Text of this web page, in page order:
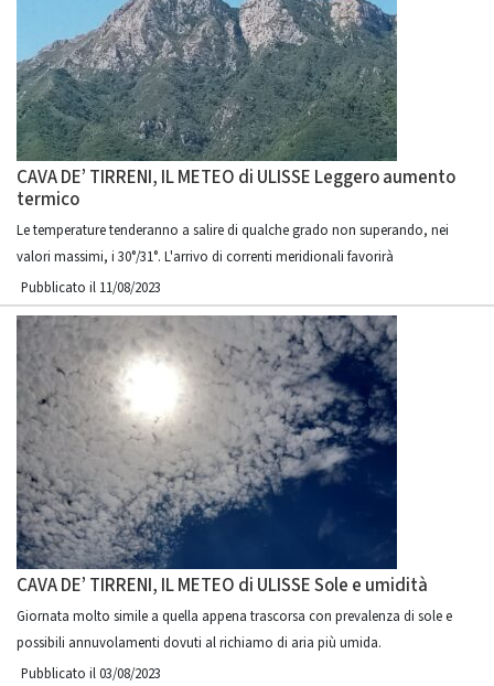
CAVA DE’ TIRRENI, IL METEO di ULISSE Leggero aumento
termico
Le temperature tenderanno a salire di qualche grado non superando, nei
valori massimi, i 30°/31°. L'arrivo di correnti meridionali favorirà
Pubblicato il 11/08/2023
CAVA DE’ TIRRENI, IL METEO di ULISSE Sole e umidità
Giornata molto simile a quella appena trascorsa con prevalenza di sole e
possibili annuvolamenti dovuti al richiamo di aria più umida.
Pubblicato il 03/08/2023